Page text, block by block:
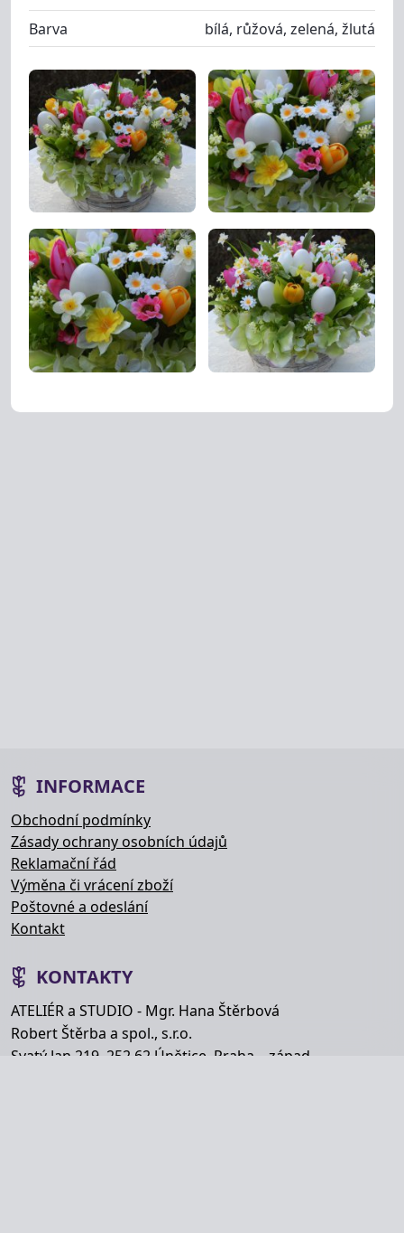
Barva
bílá, růžová, zelená, žlutá
INFORMACE
Obchodní podmínky
Zásady ochrany osobních údajů
Reklamační řád
Výměna či vrácení zboží
Poštovné a odeslání
Kontakt
KONTAKTY
ATELIÉR a STUDIO - Mgr. Hana Štěrbová
Robert Štěrba a spol., s.r.o.
Svatý Jan 219, 252 62 Únětice, Praha – západ